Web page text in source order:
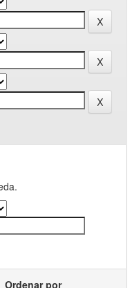
Ordenar por